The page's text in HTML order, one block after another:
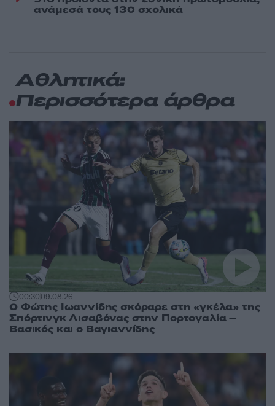
ανάμεσά τους 130 σχολικά
Αθλητικά:
Περισσότερα άρθρα
00:3009.08.26
Ο Φώτης Ιωαννίδης σκόραρε στη «γκέλα» της
Σπόρτινγκ Λισαβόνας στην Πορτογαλία –
Βασικός και ο Βαγιαννίδης